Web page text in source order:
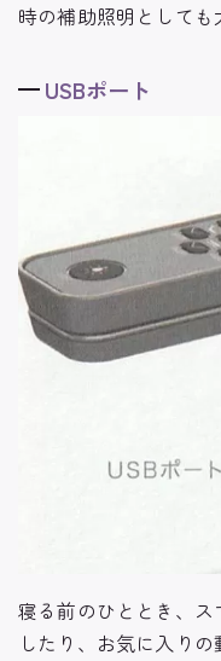
時の補助照明としても
USBポート
寝る前のひととき、
したり、お気に入り